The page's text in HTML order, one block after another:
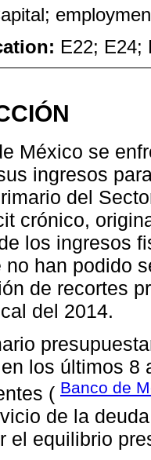
E22; E24;
México se
ingresos
del
crónico,
los ingresos
no han podido
de recortes
del 2014.
los últimos 8
( Banco de
de la
el equilibrio